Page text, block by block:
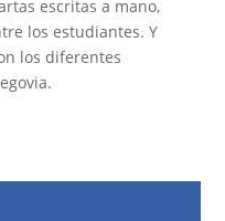
escritas a mano,
los estudiantes. Y
los diferentes